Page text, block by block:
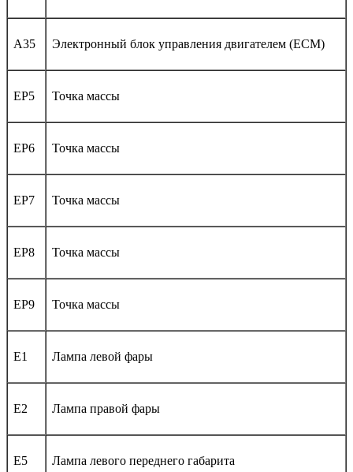
A35 Электронный блок управления двигателем (ECM)
EP5 Точка массы
EP6 Точка массы
EP7 Точка массы
EP8 Точка массы
EP9 Точка массы
E1 Лампа левой фары
E2 Лампа правой фары
E5 Лампа левого переднего габарита